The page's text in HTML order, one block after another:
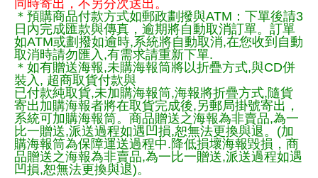
同時寄出，不另分次送出。
＊預購商品付款方式如郵政劃撥與ATM：下單後請3
日內完成匯款與傳真，逾期將自動取消訂單。訂單
如ATM或劃撥如逾時,系統將自動取消,在您收到自動
取消時請勿匯入,有需求請重新下單.
＊如有贈送海報,未購海報筒將以折疊方式,與CD併
裝入, 超商取貨付款與
已付款純取貨,未加購海報筒,海報將折疊方式,隨貨
寄出加購海報者將在取貨完成後,另郵局掛號寄出，
系統可加購海報筒。商品贈送之海報為非賣品,為一
比一贈送,派送過程如遇凹損,恕無法更換與退。(加
購海報筒為保障運送過程中.降低損壞海報毀損，商
品贈送之海報為非賣品,為一比一贈送,派送過程如遇
凹損,恕無法更換與退)。